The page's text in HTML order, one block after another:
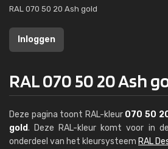
RAL 070 50 20 Ash gold
Inloggen
RAL 070 50 20 Ash
Deze pagina toont RAL-kleur 070 50
gold. Deze RAL-kleur komt voor in
onderdeel van het kleursysteem RAL